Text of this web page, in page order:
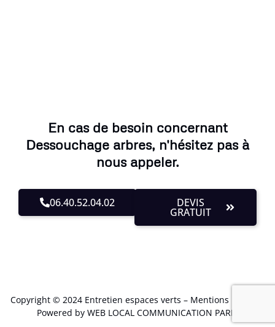
En cas de besoin concernant
Dessouchage arbres, n'hésitez pas à
nous appeler.
06.40.52.04.02 DEVIS
GRATUIT
Copyright © 2024 Entretien espaces verts – Mentions Légales
Powered by WEB LOCAL COMMUNICATION PARIS